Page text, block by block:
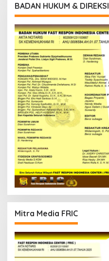
BADAN HUKUM & DIREKSI
Mitra Media FRIC